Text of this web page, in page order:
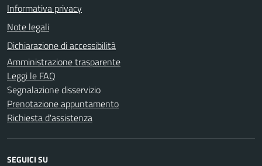
Informativa privacy
Note legali
Dichiarazione di accessibilità
Amministrazione trasparente
Leggi le FAQ
Segnalazione disservizio
Prenotazione appuntamento
Richiesta d'assistenza
SEGUICI SU